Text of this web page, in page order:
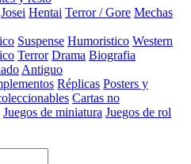
Josei Hentai Terror / Gore Mechas
Suspense Humoristico Western
Terror Drama Biografia
Antiguo
Réplicas Posters y
Cartas no
Juegos de miniatura Juegos de rol